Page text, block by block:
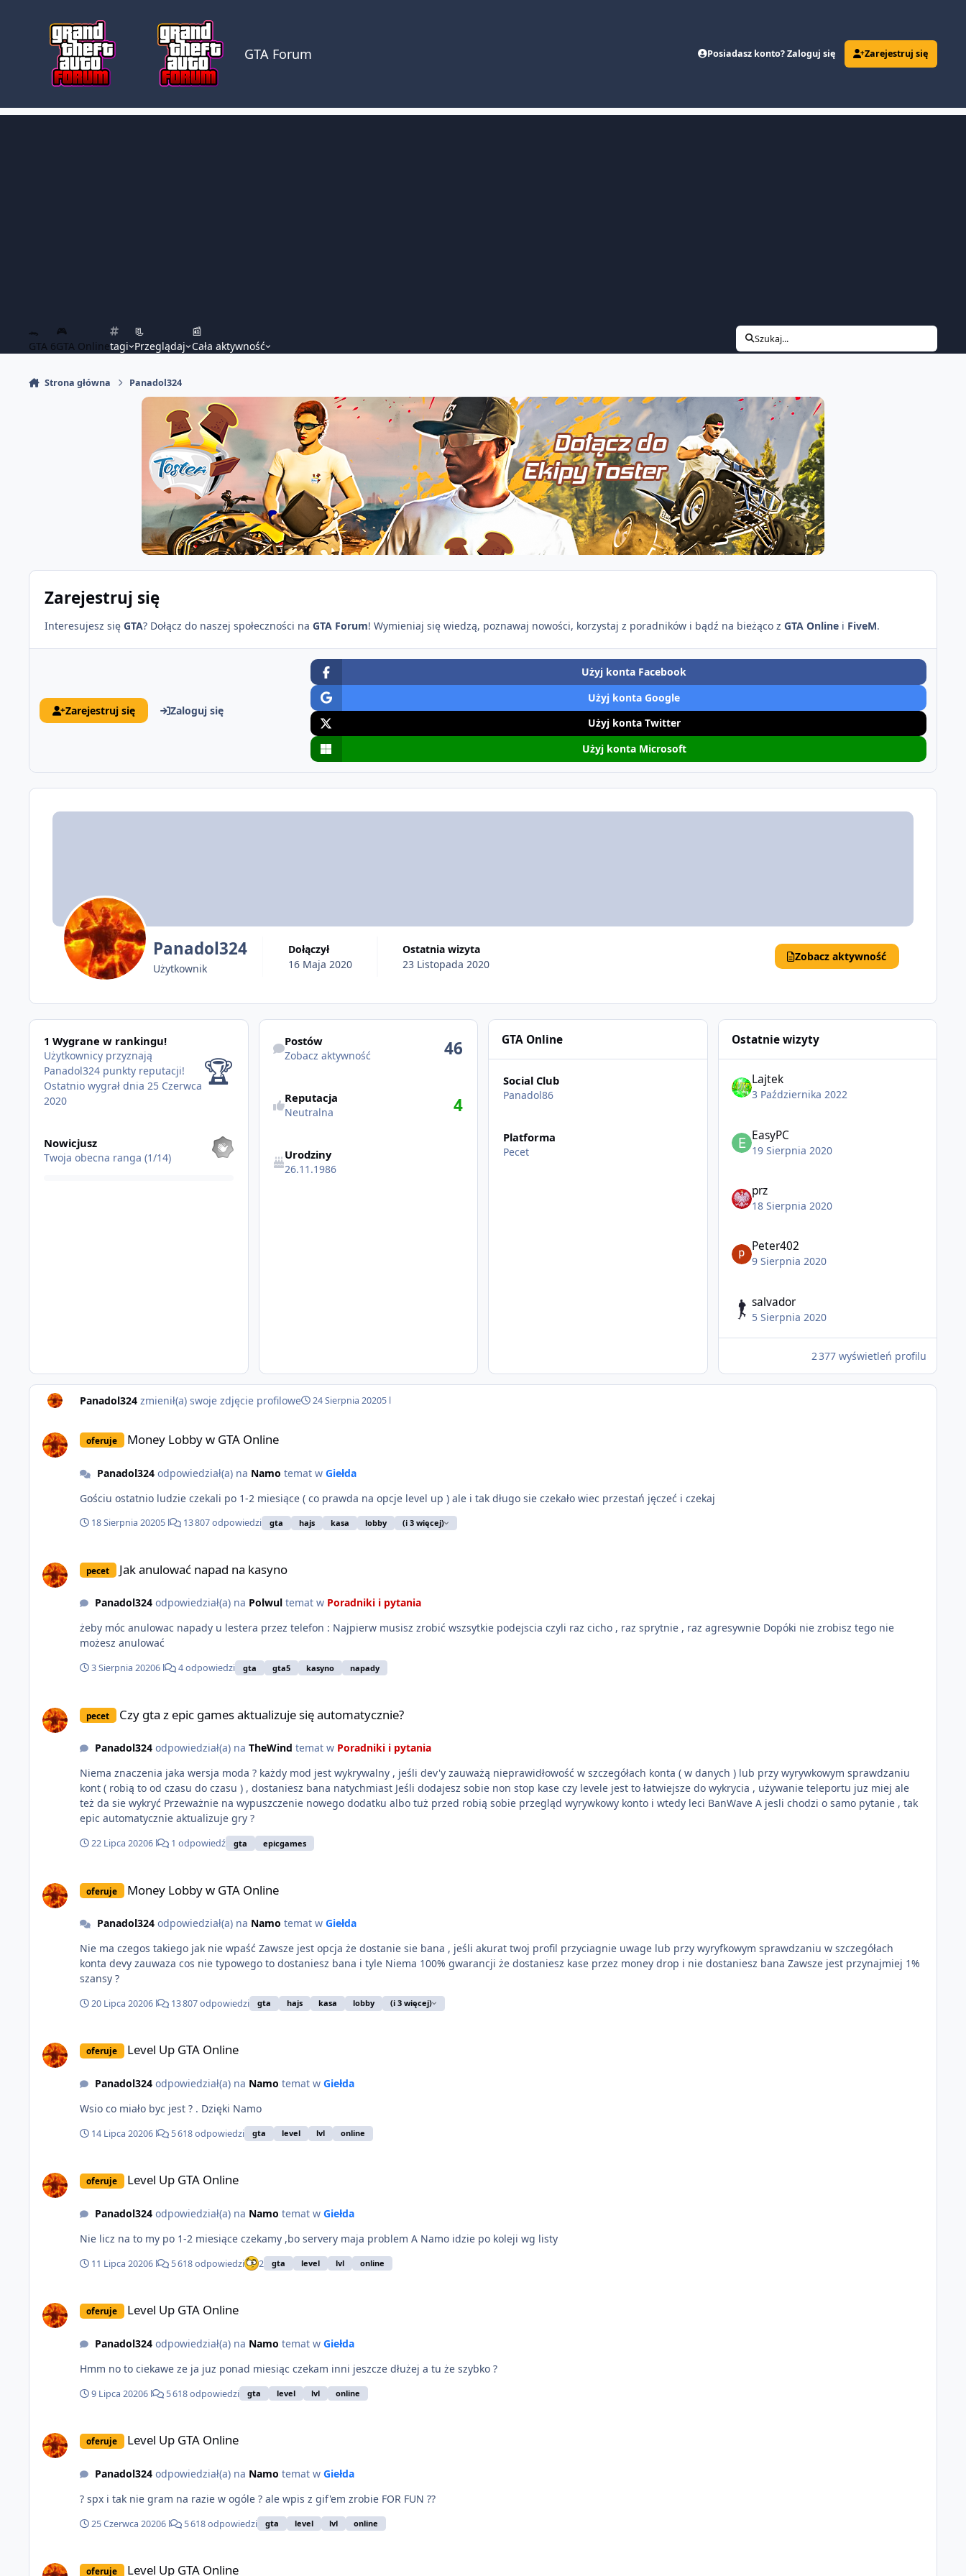
GTA Forum Posiadasz konto? Zaloguj się Zarejestruj się
🐊
GTA 6
🎮
GTA Onlinetagi
📃
Przeglądaj
📰
Cała aktywność
Szukaj...
Strona główna Panadol324
Zarejestruj się
Interesujesz się GTA? Dołącz do naszej społeczności na GTA Forum! Wymieniaj się wiedzą, poznawaj nowości, korzystaj z poradników i bądź na bieżąco z GTA Online i FiveM.
Zarejestruj się Zaloguj się
Użyj konta Facebook
Użyj konta Google
Użyj konta Twitter
Użyj konta Microsoft
Panadol324
Użytkownik
Dołączył
16 Maja 2020
Ostatnia wizyta
23 Listopada 2020
Zobacz aktywność
1 Wygrane w rankingu!
1 Wygrane w rankingu!
Użytkownicy przyznają
Panadol324 punkty reputacji!
Ostatnio wygrał dnia 25 Czerwca
2020
🏆
Nowicjusz
Twoja obecna ranga (1/14)
Zobacz aktywność
Postów
Zobacz aktywność 46
Reputacja
Neutralna 4
Urodziny
26.11.1986
GTA Online
Social Club
Panadol86
Platforma
Pecet
Ostatnie wizyty
Lajtek
3 Października 2022
EasyPC
19 Sierpnia 2020
prz
18 Sierpnia 2020
Peter402
9 Sierpnia 2020
salvador
5 Sierpnia 2020
2 377 wyświetleń profilu
Panadol324 zmienił(a) swoje zdjęcie profilowe 24 Sierpnia 20205 l
oferuje Money Lobby w GTA Online
Panadol324odpowiedział(a) na Namo temat w Giełda
Gościu ostatnio ludzie czekali po 1-2 miesiące ( co prawda na opcje level up ) ale i tak długo sie czekało wiec przestań jęczeć i czekaj
18 Sierpnia 20205 l 13 807 odpowiedzi gta hajs kasa lobby (i 3 więcej)
pecet Jak anulować napad na kasyno
Panadol324odpowiedział(a) na Polwultemat w Poradniki i pytania
żeby móc anulowac napady u lestera przez telefon : Najpierw musisz zrobić wszsytkie podejscia czyli raz cicho , raz sprytnie , raz agresywnie Dopóki nie zrobisz tego nie
możesz anulować
3 Sierpnia 20206 l 4 odpowiedzi gta gta5 kasyno napady
pecet Czy gta z epic games aktualizuje się automatycznie?
Panadol324odpowiedział(a) na TheWind temat w Poradniki i pytania
Niema znaczenia jaka wersja moda ? każdy mod jest wykrywalny , jeśli dev'y zauważą nieprawidłowość w szczegółach konta ( w danych ) lub przy wyrywkowym sprawdzaniu
kont ( robią to od czasu do czasu ) , dostaniesz bana natychmiast Jeśli dodajesz sobie non stop kase czy levele jest to łatwiejsze do wykrycia , używanie teleportu juz miej ale
też da sie wykryć Przeważnie na wypuszczenie nowego dodatku albo tuż przed robią sobie przegląd wyrywkowy konto i wtedy leci BanWave A jesli chodzi o samo pytanie , tak
epic automatycznie aktualizuje gry ?
22 Lipca 20206 l 1 odpowiedź gta epicgames
oferuje Money Lobby w GTA Online
Panadol324odpowiedział(a) na Namo temat w Giełda
Nie ma czegos takiego jak nie wpaść Zawsze jest opcja że dostanie sie bana , jeśli akurat twoj profil przyciagnie uwage lub przy wyryfkowym sprawdzaniu w szczegółach
konta devy zauwaza cos nie typowego to dostaniesz bana i tyle Niema 100% gwarancji że dostaniesz kase przez money drop i nie dostaniesz bana Zawsze jest przynajmiej 1%
szansy ?
20 Lipca 20206 l 13 807 odpowiedzi gta hajs kasa lobby (i 3 więcej)
oferuje Level Up GTA Online
Panadol324odpowiedział(a) na Namo temat w Giełda
Wsio co miało byc jest ? . Dzięki Namo
14 Lipca 20206 l 5 618 odpowiedzi gta level lvl online
oferuje Level Up GTA Online
Panadol324odpowiedział(a) na Namo temat w Giełda
Nie licz na to my po 1-2 miesiące czekamy ,bo servery maja problem A Namo idzie po koleji wg listy
11 Lipca 20206 l 5 618 odpowiedzi 2 gta level lvl online
oferuje Level Up GTA Online
Panadol324odpowiedział(a) na Namo temat w Giełda
Hmm no to ciekawe ze ja juz ponad miesiąc czekam inni jeszcze dłużej a tu że szybko ?
9 Lipca 20206 l 5 618 odpowiedzi gta level lvl online
oferuje Level Up GTA Online
Panadol324odpowiedział(a) na Namo temat w Giełda
? spx i tak nie gram na razie w ogóle ? ale wpis z gif'em zrobie FOR FUN ??
25 Czerwca 20206 l 5 618 odpowiedzi gta level lvl online
oferuje Level Up GTA Online